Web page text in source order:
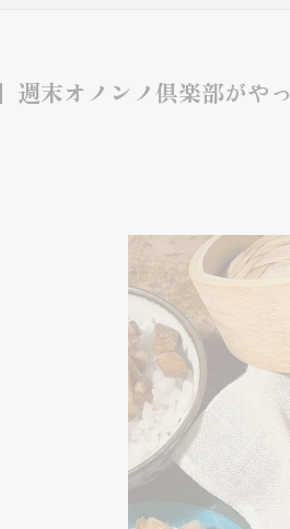
週末オノンノ倶楽部がや